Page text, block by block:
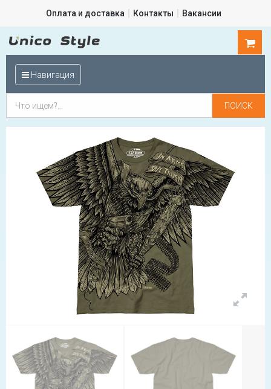
Оплата и доставка Контакты Вакансии
Навигация